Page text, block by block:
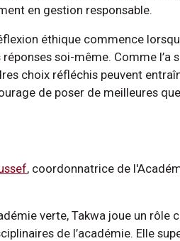
en gestion responsable.
éthique commence
soi-même. Comme l’a
choix réfléchis peuvent
de poser de meilleures
, coordonnatrice de
verte, Takwa joue un rôle
de l’académie. Elle